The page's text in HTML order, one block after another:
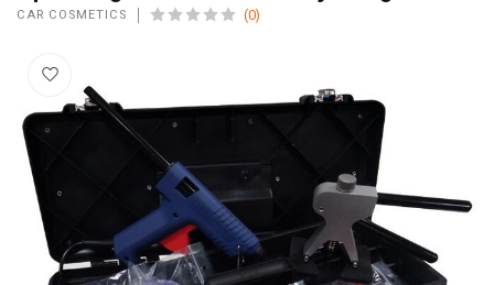
CAR COSMETICS (0)